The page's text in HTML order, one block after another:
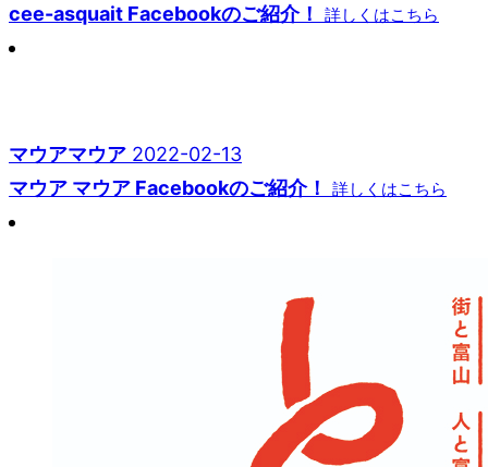
cee-asquait Facebookのご紹介！
詳しくはこちら
マウアマウア 2022-02-13
マウア マウア Facebookのご紹介！
詳しくはこちら